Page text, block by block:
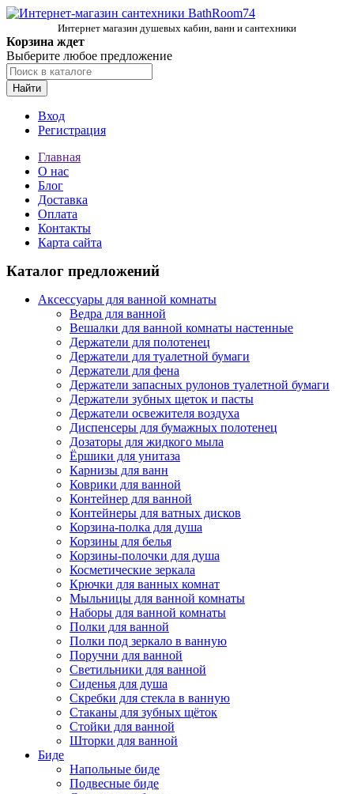
Интернет магазин душевых кабин, ванн и сантехники
Корзина ждет
Выберите любое предложение
Найти
Вход
Регистрация
Главная
О нас
Блог
Доставка
Оплата
Контакты
Карта сайта
Каталог предложений
Аксессуары для ванной комнаты
Ведра для ванной
Вешалки для ванной комнаты настенные
Держатели для полотенец
Держатели для туалетной бумаги
Держатели для фена
Держатели запасных рулонов туалетной бумаги
Держатели зубных щеток и пасты
Держатели освежителя воздуха
Диспенсеры для бумажных полотенец
Дозаторы для жидкого мыла
Ёршики для унитаза
Карнизы для ванн
Коврики для ванной
Контейнер для ванной
Контейнеры для ватных дисков
Корзина-полка для душа
Корзины для белья
Корзины-полочки для душа
Косметические зеркала
Крючки для ванных комнат
Мыльницы для ванной комнаты
Наборы для ванной комнаты
Полки для ванной
Полки под зеркало в ванную
Поручни для ванной
Светильники для ванной
Сиденья для душа
Скребки для стекла в ванную
Стаканы для зубных щёток
Стойки для ванной
Шторки для ванной
Биде
Напольные биде
Подвесные биде